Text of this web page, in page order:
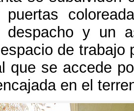
despacho y un
de trabajo
que se accede
en el